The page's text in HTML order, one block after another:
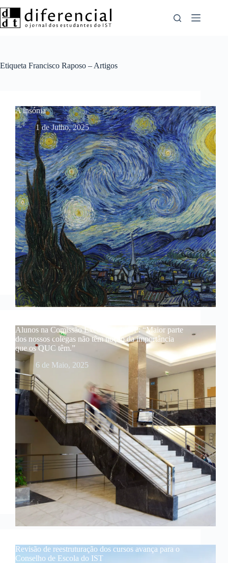
para
o
Etiqueta Francisco Raposo – Artigos
A insónia
1 de Julho, 2025
Alunos na Comissão Executiva do CP: “Maior parte
dos nossos colegas não têm noção da importância
que os QUC têm.”
6 de Maio, 2025
Revisão de reestruturação dos cursos avança para o
Conselho de Escola do IST